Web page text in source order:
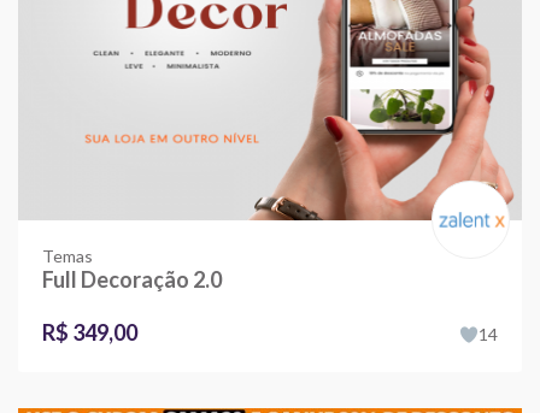
Temas
Full Decoração 2.0
R$ 349,00
14